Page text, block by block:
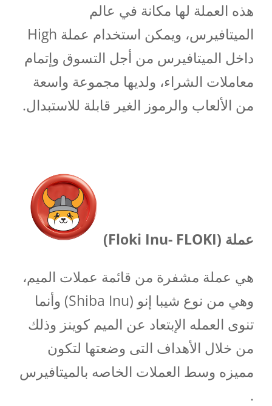
هذه العملة لها مكانة في عالم
الميتافيرس، ويمكن استخدام عملة High
داخل الميتافيرس من أجل التسوق وإتمام
معاملات الشراء، ولديها مجموعة واسعة
من الألعاب والرموز الغير قابلة للاستبدال.
عملة (Floki Inu- FLOKI)
هي عملة مشفرة من قائمة عملات الميم،
وهي من نوع شيبا إنو (Shiba Inu) وأنما
تنوى العمله الإبتعاد عن الميم كوينز وذلك
من خلال الأهداف التى وضعتها لتكون
مميزه وسط العملات الخاصه بالميتافيرس
.